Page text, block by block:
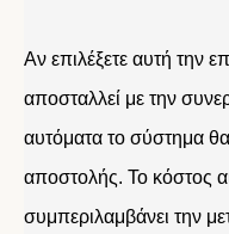
Αν επιλέξετε αυτή την
αποσταλλεί με την
αυτόματα το σύστημα
αποστολής. Το κόστος
συμπεριλαμβάνει την